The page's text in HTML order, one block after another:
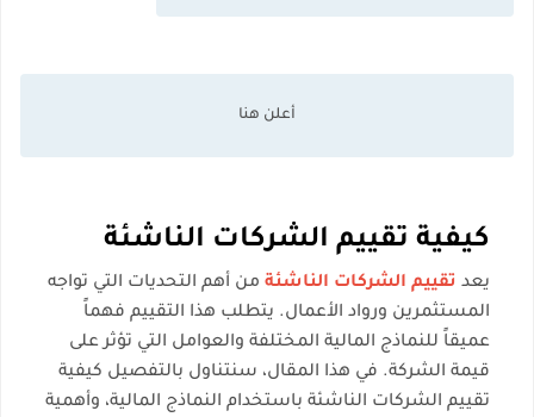
كيفية تقييم الشركات الناشئة
يعد تقييم الشركات الناشئة من أهم التحديات التي تواجه
المستثمرين ورواد الأعمال. يتطلب هذا التقييم فهماً
عميقاً للنماذج المالية المختلفة والعوامل التي تؤثر على
قيمة الشركة. في هذا المقال، سنتناول بالتفصيل كيفية
تقييم الشركات الناشئة باستخدام النماذج المالية، وأهمية